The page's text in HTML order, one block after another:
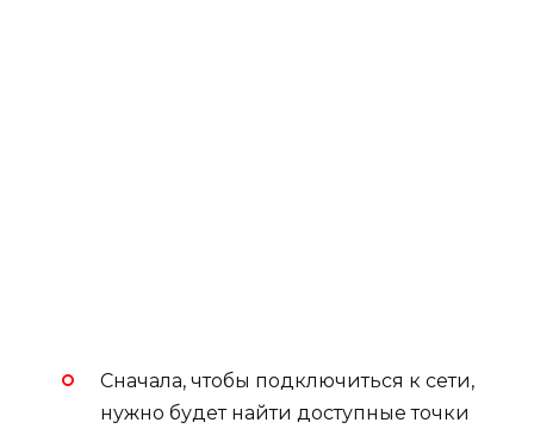
Сначала, чтобы подключиться к сети,
нужно будет найти доступные точки